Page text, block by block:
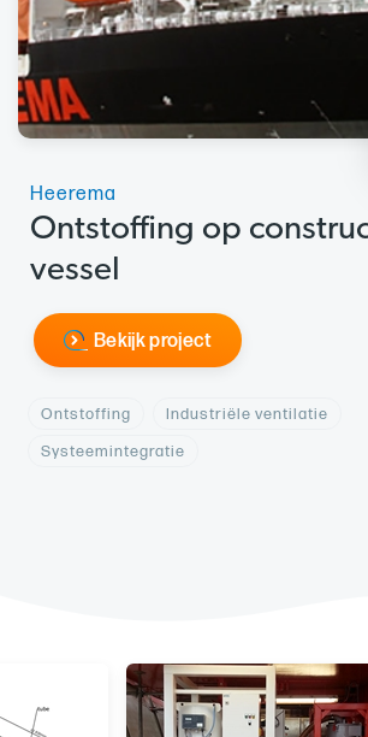
Heerema
Ontstoffing op
vessel
Bekijk project
Ontstoffing
Industriële ventilatie
Systeemintegratie